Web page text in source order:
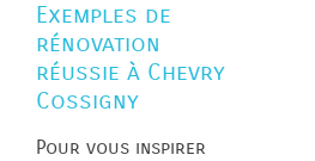
Exemples de
rénovation
réussie à Chevry
Cossigny
Pour vous inspirer